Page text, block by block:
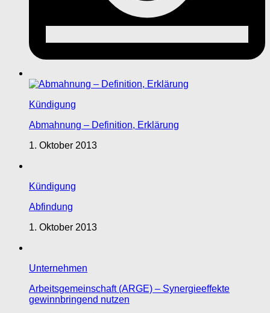
Kündigung
Abmahnung – Definition, Erklärung
1. Oktober 2013
Kündigung
Abfindung
1. Oktober 2013
Unternehmen
Arbeitsgemeinschaft (ARGE) – Synergieeffekte
gewinnbringend nutzen